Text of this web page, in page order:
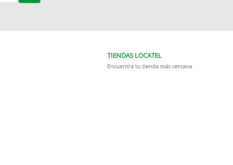
TIENDAS LOCATEL
Encuentra tu tienda más cercana